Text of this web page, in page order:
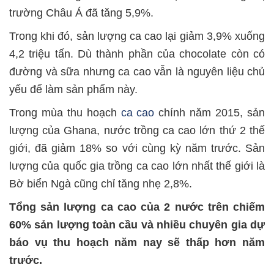
trường Châu Á đã tăng 5,9%.
Trong khi đó, sản lượng ca cao lại giảm 3,9% xuống
4,2 triệu tấn. Dù thành phần của chocolate còn có
đường và sữa nhưng ca cao vẫn là nguyên liệu chủ
yếu để làm sản phẩm này.
Trong mùa thu hoạch ca cao chính năm 2015, sản
lượng của Ghana, nước trồng ca cao lớn thứ 2 thế
giới, đã giảm 18% so với cùng kỳ năm trước. Sản
lượng của quốc gia trồng ca cao lớn nhất thế giới là
Bờ biển Ngà cũng chỉ tăng nhẹ 2,8%.
Tổng sản lượng ca cao của 2 nước trên chiếm
60% sản lượng toàn cầu và nhiều chuyên gia dự
báo vụ thu hoạch năm nay sẽ thấp hơn năm
trước.